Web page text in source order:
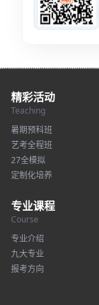
精彩活动
Teaching
暑期预科班
艺考全程班
27全模拟
定制化培养
专业课程
Course
专业介绍
九大专业
报考方向